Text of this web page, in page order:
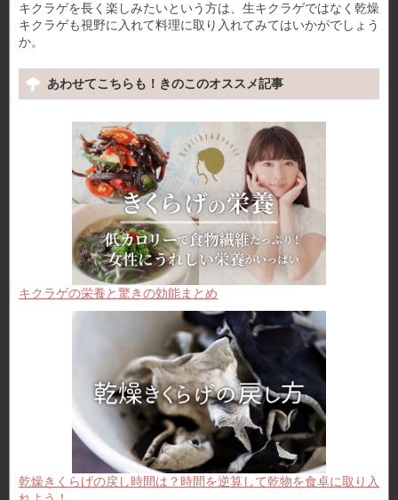
キクラゲを長く楽しみたいという方は、生キクラゲではなく乾燥
キクラゲも視野に入れて料理に取り入れてみてはいかがでしょう
か。
あわせてこちらも！きのこのオススメ記事
キクラゲの栄養と驚きの効能まとめ
乾燥きくらげの戻し時間は？時間を逆算して乾物を食卓に取り入